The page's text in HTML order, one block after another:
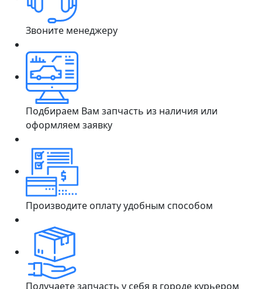
Звоните менеджеру
Подбираем Вам запчасть из наличия или
оформляем заявку
Производите оплату удобным способом
Получаете запчасть у себя в городе курьером